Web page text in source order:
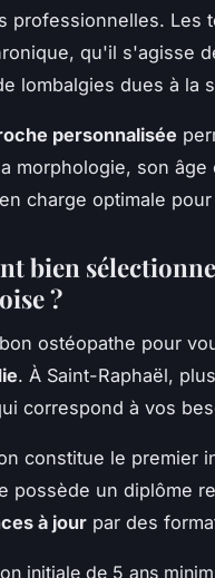
professionnelles. Les
qu'il s'agisse
lombalgies dues à la
personnalisée
morphologie, son
charge optimale
bien
?
ostéopathe pour
. À Saint-Raphaël,
correspond à vos
constitue le premier
possède un diplôme
à jour par des
initiale de 5 ans